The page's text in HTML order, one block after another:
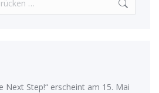
Next Step!“ erscheint am 15. Mai